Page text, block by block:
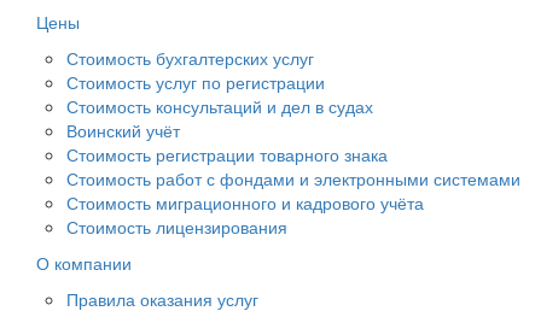
Цены
Стоимость бухгалтерских услуг
Стоимость услуг по регистрации
Стоимость консультаций и дел в судах
Воинский учёт
Стоимость регистрации товарного знака
Стоимость работ с фондами и электронными системами
Стоимость миграционного и кадрового учёта
Стоимость лицензирования
О компании
Правила оказания услуг